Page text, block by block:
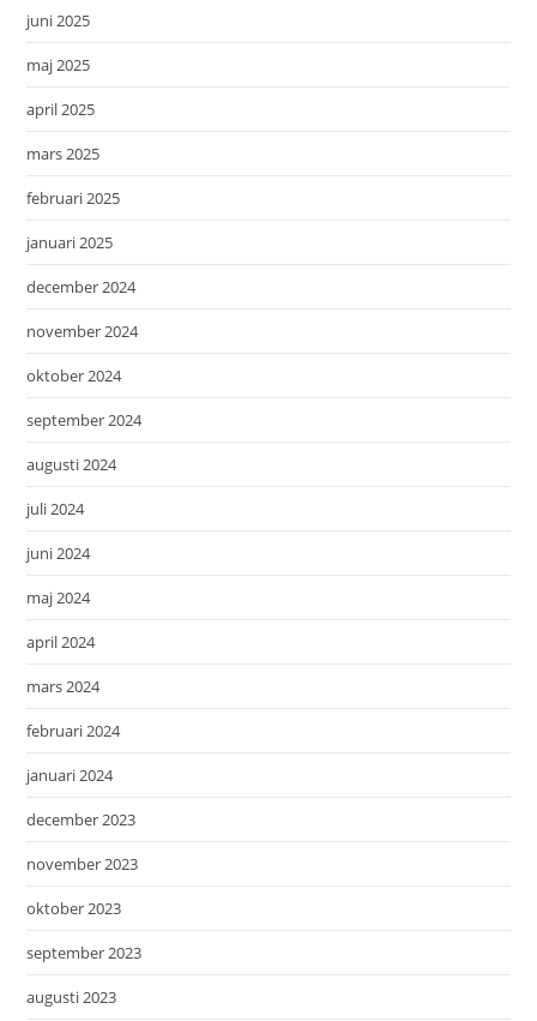
juni 2025
maj 2025
april 2025
mars 2025
februari 2025
januari 2025
december 2024
november 2024
oktober 2024
september 2024
augusti 2024
juli 2024
juni 2024
maj 2024
april 2024
mars 2024
februari 2024
januari 2024
december 2023
november 2023
oktober 2023
september 2023
augusti 2023